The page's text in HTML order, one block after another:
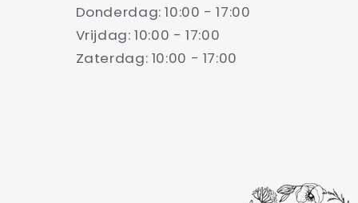
Donderdag: 10:00 - 17:00
Vrijdag: 10:00 - 17:00
Zaterdag: 10:00 - 17:00